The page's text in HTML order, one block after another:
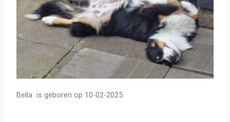
Bella is geboren op 10-02-2025